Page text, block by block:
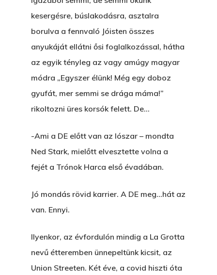
kesergésre, búslakodásra, asztalra
borulva a fennvaló Jóisten összes
anyukáját ellátni ősi foglalkozással, hátha
az egyik tényleg az vagy amúgy magyar
módra „Egyszer élünk! Még egy doboz
gyufát, mer semmi se drága máma!”
rikoltozni üres korsók felett. De…
-Ami a DE előtt van az lószar – mondta
Ned Stark, mielőtt elvesztette volna a
fejét a Trónok Harca első évadában.
Jó mondás rövid karrier. A DE meg…hát az
van. Ennyi.
Ilyenkor, az évfordulón mindig a La Grotta
nevű étteremben ünnepeltünk kicsit, az
Union Streeten. Két éve, a covid hiszti óta